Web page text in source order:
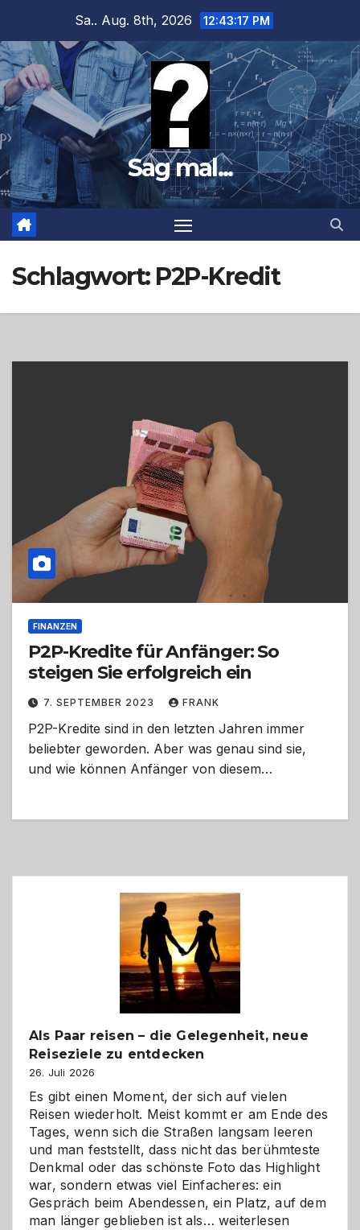
springen
Sa.. Aug. 8th, 2026 12:43:18 PM
Sag mal...
Schlagwort: P2P-Kredit
FINANZEN
P2P-Kredite für Anfänger: So
steigen Sie erfolgreich ein
7. SEPTEMBER 2023 FRANK
P2P-Kredite sind in den letzten Jahren immer
beliebter geworden. Aber was genau sind sie,
und wie können Anfänger von diesem…
Als Paar reisen – die Gelegenheit, neue
Reiseziele zu entdecken
26. Juli 2026
Es gibt einen Moment, der sich auf vielen
Reisen wiederholt. Meist kommt er am Ende des
Tages, wenn sich die Straßen langsam leeren
und man feststellt, dass nicht das berühmteste
Denkmal oder das schönste Foto das Highlight
war, sondern etwas viel Einfacheres: ein
Gespräch beim Abendessen, ein Platz, auf dem
man länger geblieben ist als… Als
weiterlesen